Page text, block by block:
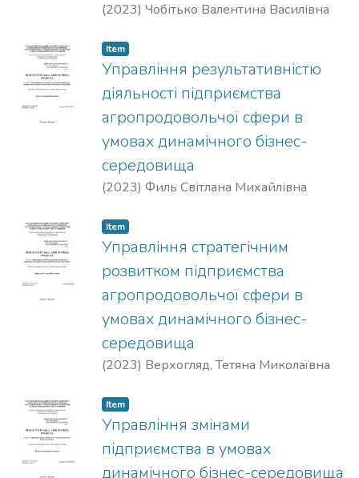
(2023) Чобітько Валентина Василівна
Item
Управління результативністю
діяльності підприємства
агропродовольчої сфери в
умовах динамічного бізнес-
середовища
(2023) Филь Світлана Михайлівна
Item
Управління стратегічним
розвитком підприємства
агропродовольчої сфери в
умовах динамічного бізнес-
середовища
(2023) Верхогляд, Тетяна Миколаївна
Item
Управління змінами
підприємства в умовах
динамічного бізнес-середовища